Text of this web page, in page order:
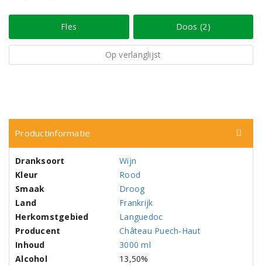
Fles Doos (2)
Op verlanglijst
Productinformatie
Dranksoort
Wijn
Kleur
Rood
Smaak
Droog
Land
Frankrijk
Herkomstgebied
Languedoc
Producent
Château Puech-Haut
Inhoud
3000 ml
Alcohol
13,50%